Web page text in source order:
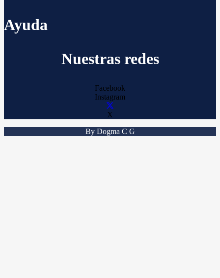
Ayuda
Nuestras redes
Facebook
Instagram
X
By Dogma C G